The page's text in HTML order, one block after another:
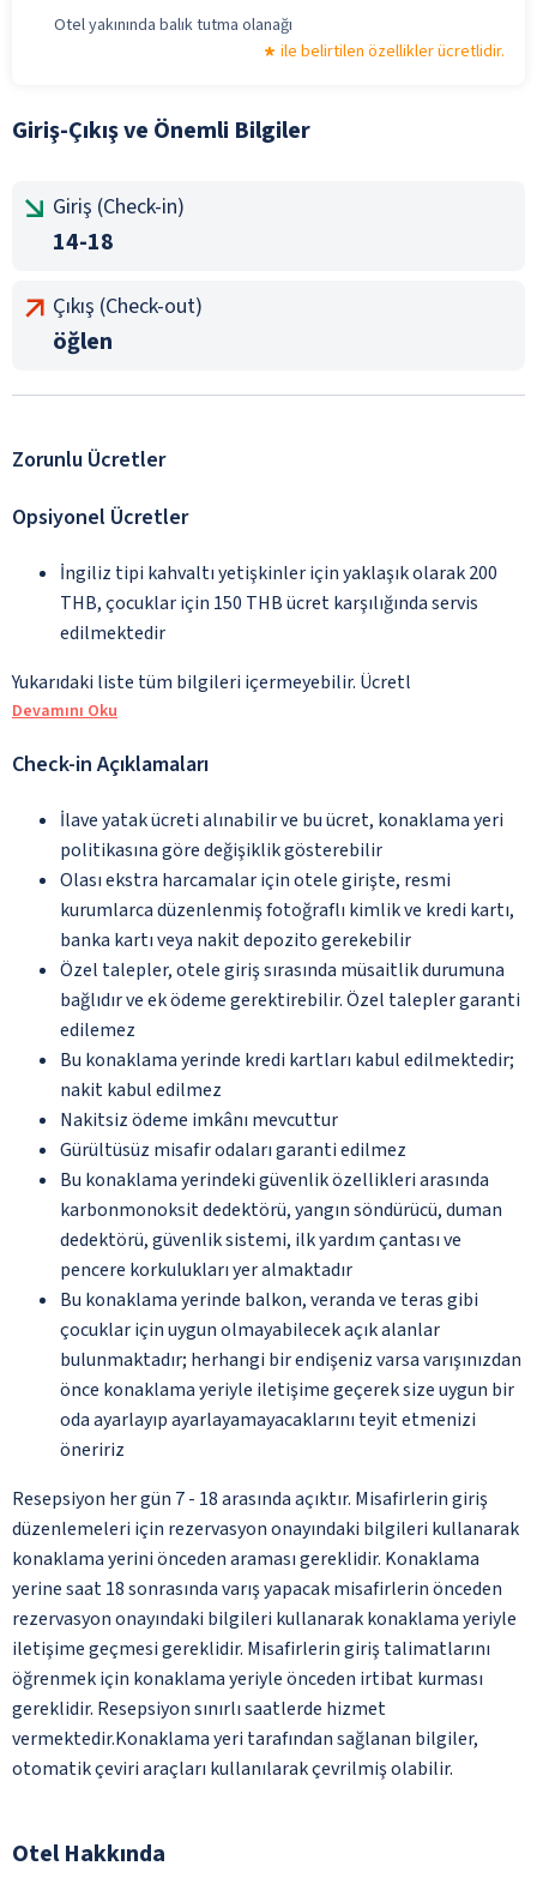
Otel yakınında balık tutma olanağı
ile belirtilen özellikler ücretlidir.
Giriş-Çıkış ve Önemli Bilgiler
Giriş (Check-in)
14-18
Çıkış (Check-out)
öğlen
Zorunlu Ücretler
Opsiyonel Ücretler
İngiliz tipi kahvaltı yetişkinler için yaklaşık olarak 200
THB, çocuklar için 150 THB ücret karşılığında servis
edilmektedir
Yukarıdaki liste tüm bilgileri içermeyebilir. Ücretl
Devamını Oku
Check-in Açıklamaları
İlave yatak ücreti alınabilir ve bu ücret, konaklama yeri
politikasına göre değişiklik gösterebilir
Olası ekstra harcamalar için otele girişte, resmi
kurumlarca düzenlenmiş fotoğraflı kimlik ve kredi kartı,
banka kartı veya nakit depozito gerekebilir
Özel talepler, otele giriş sırasında müsaitlik durumuna
bağlıdır ve ek ödeme gerektirebilir. Özel talepler garanti
edilemez
Bu konaklama yerinde kredi kartları kabul edilmektedir;
nakit kabul edilmez
Nakitsiz ödeme imkânı mevcuttur
Gürültüsüz misafir odaları garanti edilmez
Bu konaklama yerindeki güvenlik özellikleri arasında
karbonmonoksit dedektörü, yangın söndürücü, duman
dedektörü, güvenlik sistemi, ilk yardım çantası ve
pencere korkulukları yer almaktadır
Bu konaklama yerinde balkon, veranda ve teras gibi
çocuklar için uygun olmayabilecek açık alanlar
bulunmaktadır; herhangi bir endişeniz varsa varışınızdan
önce konaklama yeriyle iletişime geçerek size uygun bir
oda ayarlayıp ayarlayamayacaklarını teyit etmenizi
öneririz
Resepsiyon her gün 7 - 18 arasında açıktır. Misafirlerin giriş
düzenlemeleri için rezervasyon onayındaki bilgileri kullanarak
konaklama yerini önceden araması gereklidir. Konaklama
yerine saat 18 sonrasında varış yapacak misafirlerin önceden
rezervasyon onayındaki bilgileri kullanarak konaklama yeriyle
iletişime geçmesi gereklidir. Misafirlerin giriş talimatlarını
öğrenmek için konaklama yeriyle önceden irtibat kurması
gereklidir. Resepsiyon sınırlı saatlerde hizmet
vermektedir.Konaklama yeri tarafından sağlanan bilgiler,
otomatik çeviri araçları kullanılarak çevrilmiş olabilir.
Otel Hakkında